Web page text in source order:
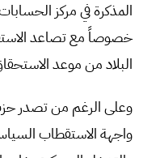
المذكرة في مركز
خصوصاً مع تصاعد
البلاد من موعد
واجهة الاستقطاب